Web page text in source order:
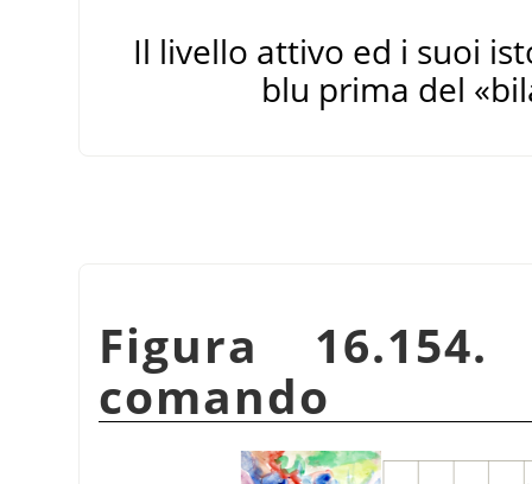
Il livello attivo ed i suoi
blu prima del «
Figura
comando